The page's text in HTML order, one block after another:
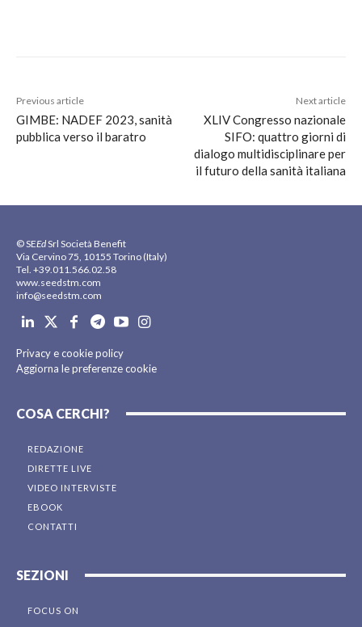
Previous article
GIMBE: NADEF 2023, sanità
pubblica verso il baratro
Next article
XLIV Congresso nazionale
SIFO: quattro giorni di
dialogo multidisciplinare per
il futuro della sanità italiana
© SEEdSrl Società Benefit
Via Cervino 75, 10155 Torino (Italy)
Tel. +39.011.566.02.58
www.seedstm.com
info@seedstm.com
Privacy e cookie policy
Aggiorna le preferenze cookie
COSA CERCHI?
REDAZIONE
DIRETTE LIVE
VIDEO INTERVISTE
EBOOK
CONTATTI
SEZIONI
FOCUS ON